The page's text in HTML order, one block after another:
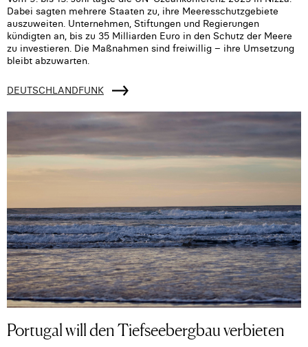
Dabei sagten mehrere Staaten zu, ihre Meeresschutzgebiete
auszuweiten. Unternehmen, Stiftungen und Regierungen
kündigten an, bis zu 35 Milliarden Euro in den Schutz der Meere
zu investieren. Die Maßnahmen sind freiwillig – ihre Umsetzung
bleibt abzuwarten.
DEUTSCHLANDFUNK
Portugal will den Tiefseebergbau verbieten